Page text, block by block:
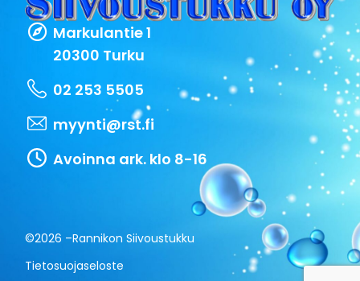
Markulantie 1
20300 Turku
02 253 5505
myynti@rst.fi
Avoinna ark. klo 8-16
©2026 –Rannikon Siivoustukku
Tietosuojaseloste